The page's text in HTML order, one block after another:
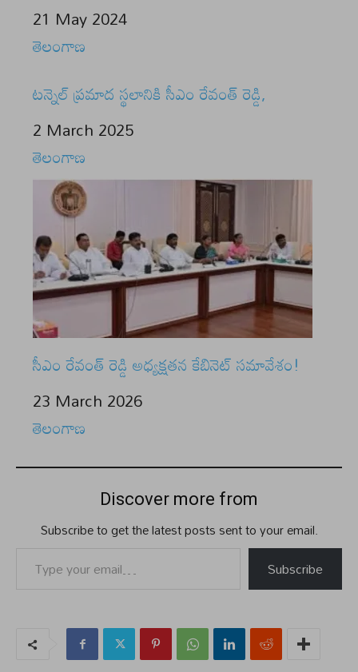
Date
21 May 2024
In relation to
తెలంగాణ
టన్నెల్ ప్రమాద స్థలానికి సీఎం రేవంత్ రెడ్డి,
Date
2 March 2025
In relation to
తెలంగాణ
సీఎం రేవంత్ రెడ్డి అధ్యక్షతన కేబినెట్ సమావేశం!
Date
23 March 2026
In relation to
తెలంగాణ
Discover more from
Subscribe to get the latest posts sent to your email.
Subscribe